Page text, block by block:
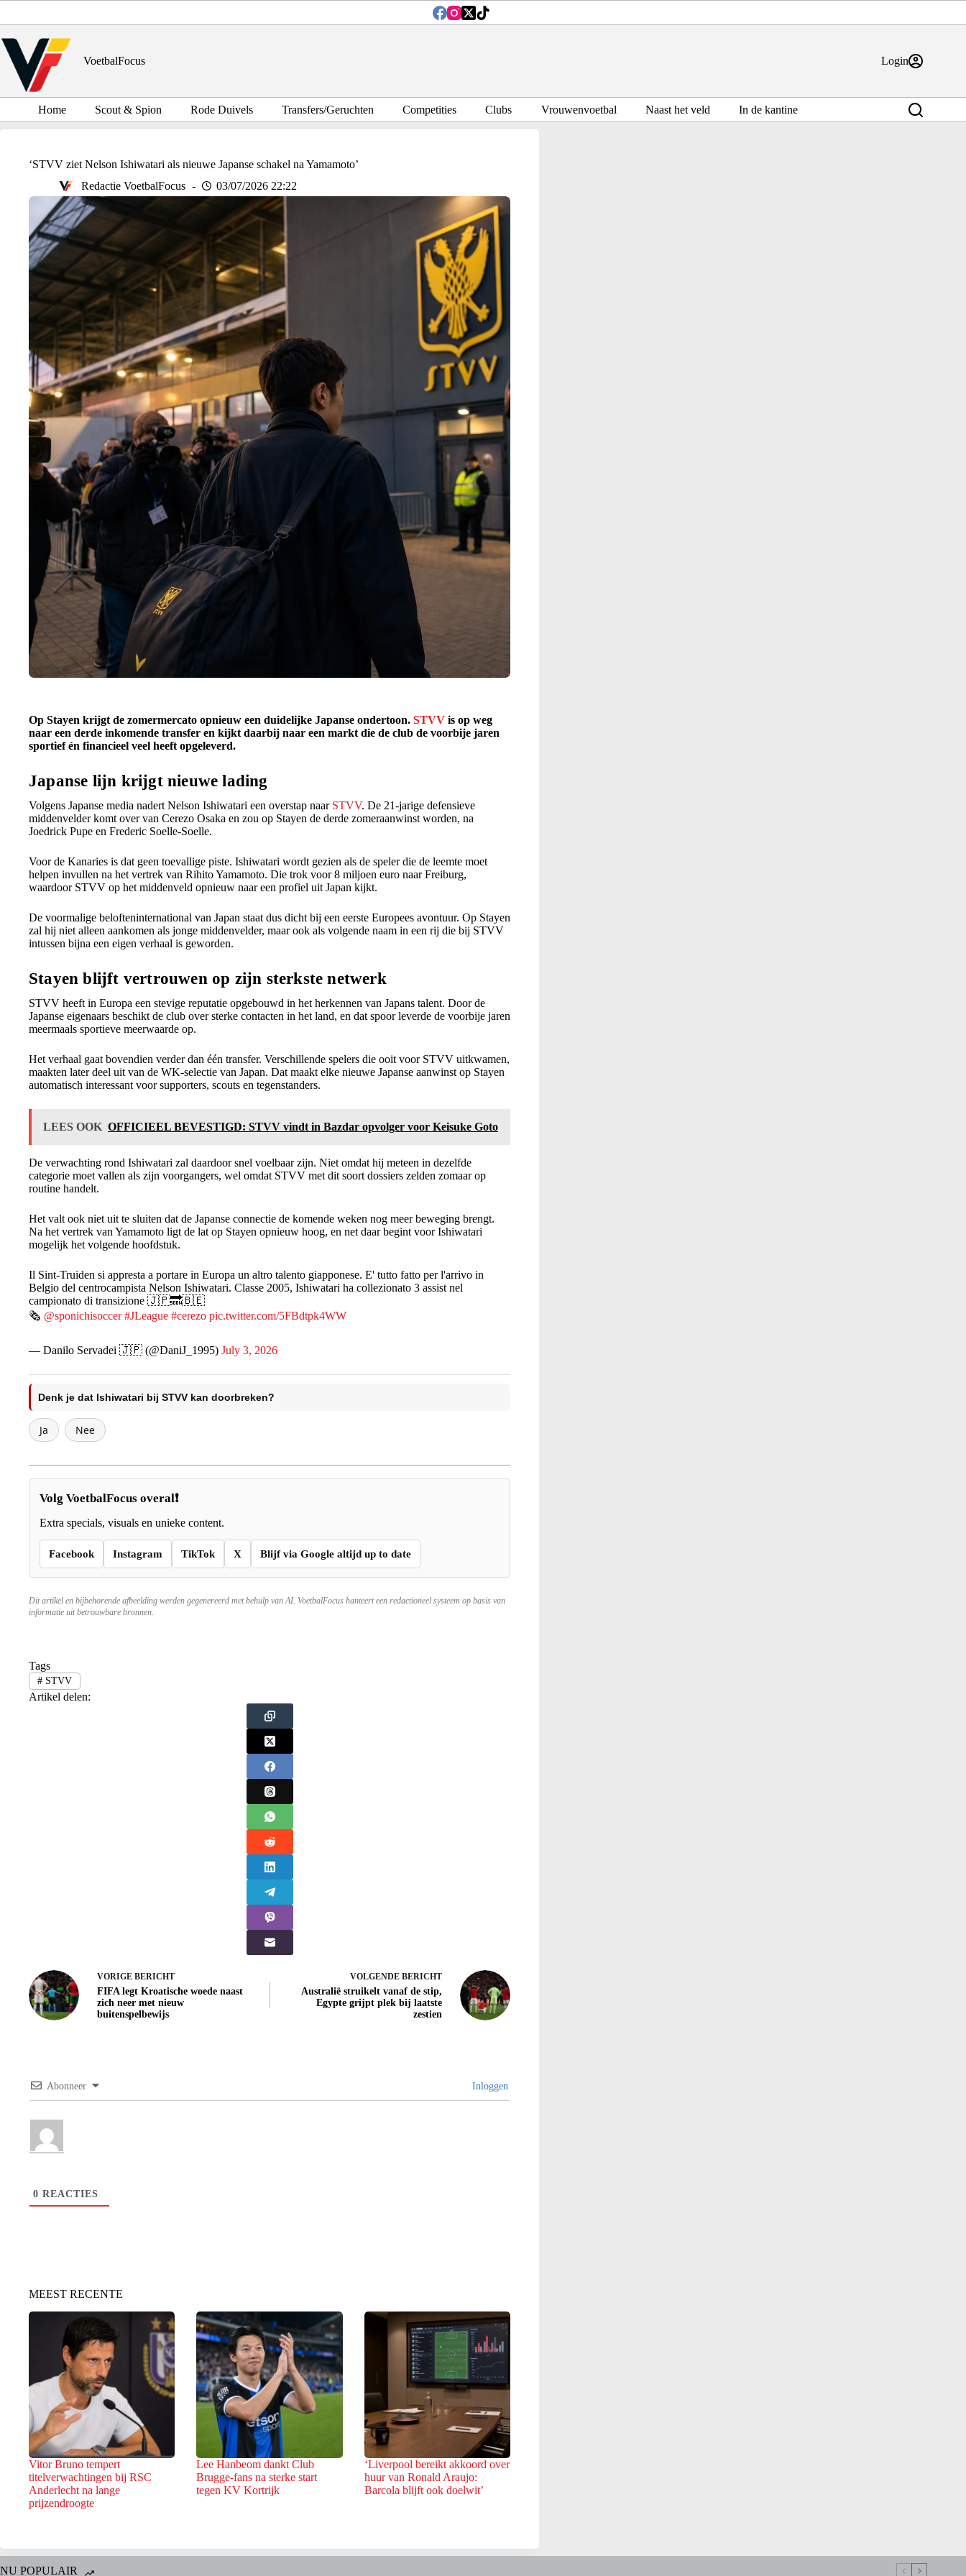
inhoud
VoetbalFocus
Login
Home Scout & Spion Rode Duivels Transfers/Geruchten Competities Clubs Vrouwenvoetbal Naast het veld In de kantine
‘STVV ziet Nelson Ishiwatari als nieuwe Japanse schakel na Yamamoto’
Redactie VoetbalFocus
03/07/2026 22:22
Op Stayen krijgt de zomermercato opnieuw een duidelijke Japanse ondertoon. STVV is op weg
naar een derde inkomende transfer en kijkt daarbij naar een markt die de club de voorbije jaren
sportief én financieel veel heeft opgeleverd.
Japanse lijn krijgt nieuwe lading
Volgens Japanse media nadert Nelson Ishiwatari een overstap naar STVV. De 21-jarige defensieve
middenvelder komt over van Cerezo Osaka en zou op Stayen de derde zomeraanwinst worden, na
Joedrick Pupe en Frederic Soelle-Soelle.
Voor de Kanaries is dat geen toevallige piste. Ishiwatari wordt gezien als de speler die de leemte moet
helpen invullen na het vertrek van Rihito Yamamoto. Die trok voor 8 miljoen euro naar Freiburg,
waardoor STVV op het middenveld opnieuw naar een profiel uit Japan kijkt.
De voormalige belofteninternational van Japan staat dus dicht bij een eerste Europees avontuur. Op Stayen
zal hij niet alleen aankomen als jonge middenvelder, maar ook als volgende naam in een rij die bij STVV
intussen bijna een eigen verhaal is geworden.
Stayen blijft vertrouwen op zijn sterkste netwerk
STVV heeft in Europa een stevige reputatie opgebouwd in het herkennen van Japans talent. Door de
Japanse eigenaars beschikt de club over sterke contacten in het land, en dat spoor leverde de voorbije jaren
meermaals sportieve meerwaarde op.
Het verhaal gaat bovendien verder dan één transfer. Verschillende spelers die ooit voor STVV uitkwamen,
maakten later deel uit van de WK-selectie van Japan. Dat maakt elke nieuwe Japanse aanwinst op Stayen
automatisch interessant voor supporters, scouts en tegenstanders.
LEES OOK OFFICIEEL BEVESTIGD: STVV vindt in Bazdar opvolger voor Keisuke Goto
De verwachting rond Ishiwatari zal daardoor snel voelbaar zijn. Niet omdat hij meteen in dezelfde
categorie moet vallen als zijn voorgangers, wel omdat STVV met dit soort dossiers zelden zomaar op
routine handelt.
Het valt ook niet uit te sluiten dat de Japanse connectie de komende weken nog meer beweging brengt.
Na het vertrek van Yamamoto ligt de lat op Stayen opnieuw hoog, en net daar begint voor Ishiwatari
mogelijk het volgende hoofdstuk.
Il Sint-Truiden si appresta a portare in Europa un altro talento giapponese. E' tutto fatto per l'arrivo in
Belgio del centrocampista Nelson Ishiwatari. Classe 2005, Ishiwatari ha collezionato 3 assist nel
campionato di transizione 🇯🇵🔜🇧🇪
🗞️ @sponichisoccer #JLeague #cerezo pic.twitter.com/5FBdtpk4WW
— Danilo Servadei 🇯🇵 (@DaniJ_1995) July 3, 2026
Denk je dat Ishiwatari bij STVV kan doorbreken?
Ja Nee
Volg VoetbalFocus overal❗
Extra specials, visuals en unieke content.
Facebook Instagram TikTok X Blijf via Google altijd up to date
Dit artikel en bijbehorende afbeelding werden gegenereerd met behulp van AI. VoetbalFocus hanteert een redactioneel systeem op basis van
informatie uit betrouwbare bronnen.
Tags
#STVV
Artikel delen:
VORIGE BERICHT
FIFA legt Kroatische woede naast
zich neer met nieuw
buitenspelbewijs
VOLGENDE BERICHT
Australië struikelt vanaf de stip,
Egypte grijpt plek bij laatste
zestien
Abonneer Inloggen
0 REACTIES
MEEST RECENTE
Vitor Bruno tempert
titelverwachtingen bij RSC
Anderlecht na lange
prijzendroogte
Lee Hanbeom dankt Club
Brugge-fans na sterke start
tegen KV Kortrijk
‘Liverpool bereikt akkoord over
huur van Ronald Araujo:
Barcola blijft ook doelwit’
NU POPULAIR